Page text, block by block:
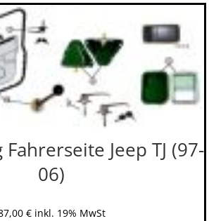
Jeep TJ (97-
06)
€ inkl. 19% MwSt